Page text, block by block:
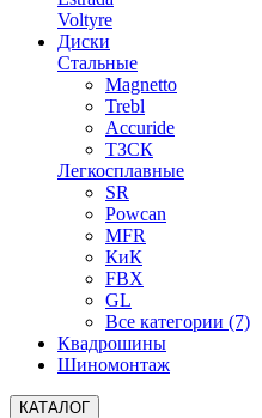
Voltyre
Диски
Стальные
Magnetto
Trebl
Accuride
ТЗСК
Легкосплавные
SR
Powcan
MFR
КиК
FBX
GL
Все категории (7)
Квадрошины
Шиномонтаж
КАТАЛОГ